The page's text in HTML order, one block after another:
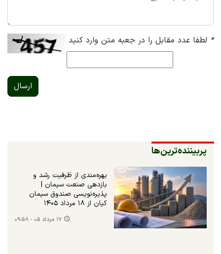
* لطفا عدد مقابل را در جعبه متن وارد کنید
ارسال
پربیننده‌ترین‌ها
بهره‌مندی از ظرفیت رشد و
بازدهی صنعت سیمان |
پذیره‌نویسی صندوق سیمان
کیان از ۱۸ مرداد ۱۴۰۵
۱۷ مرداد ۰۵ - ۰۹:۵۸